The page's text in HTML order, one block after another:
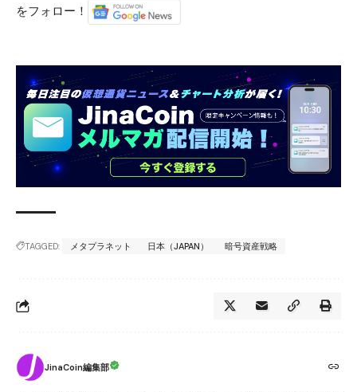
をフォロー！
TAGGED: メタプラネット 日本（JAPAN） 暗号資産戦略
JinaCoin編集部